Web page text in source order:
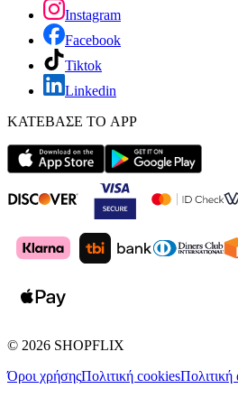
Instagram
Facebook
Tiktok
Linkedin
ΚΑΤΕΒΑΣΕ ΤΟ APP
© 2026 SHOPFLIX
Όροι χρήσηςΠολιτική cookies